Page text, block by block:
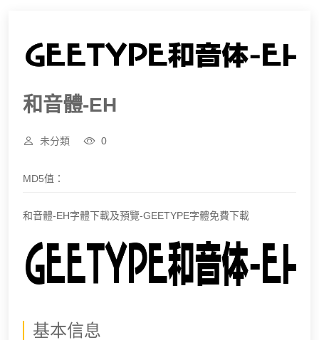
和音體-EH
未分類 0
MD5值：
和音體-EH字體下載及預覽-GEETYPE字體免費下載
基本信息